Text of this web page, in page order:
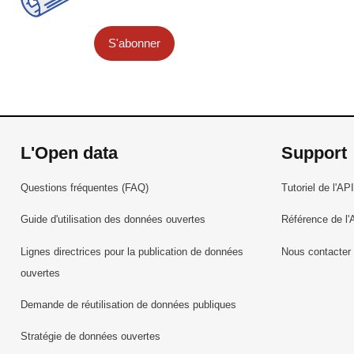
S'abonner
L'Open data
Questions fréquentes (FAQ)
Guide d'utilisation des données ouvertes
Lignes directrices pour la publication de données
ouvertes
Demande de réutilisation de données publiques
Stratégie de données ouvertes
Support
Tutoriel de l'API
Référence de
Nous contacter